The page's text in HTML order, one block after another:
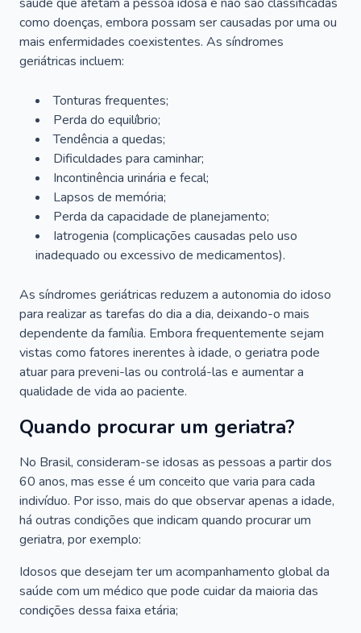
como doenças, embora possam ser causadas por uma ou
mais enfermidades coexistentes. As síndromes
geriátricas incluem:
Tonturas frequentes;
Perda do equilíbrio;
Tendência a quedas;
Dificuldades para caminhar;
Incontinência urinária e fecal;
Lapsos de memória;
Perda da capacidade de planejamento;
Iatrogenia (complicações causadas pelo uso
inadequado ou excessivo de medicamentos).
As síndromes geriátricas reduzem a autonomia do idoso
para realizar as tarefas do dia a dia, deixando-o mais
dependente da família. Embora frequentemente sejam
vistas como fatores inerentes à idade, o geriatra pode
atuar para preveni-las ou controlá-las e aumentar a
qualidade de vida ao paciente.
Quando procurar um geriatra?
No Brasil, consideram-se idosas as pessoas a partir dos
60 anos, mas esse é um conceito que varia para cada
indivíduo. Por isso, mais do que observar apenas a idade,
há outras condições que indicam quando procurar um
geriatra, por exemplo:
Idosos que desejam ter um acompanhamento global da
saúde com um médico que pode cuidar da maioria das
condições dessa faixa etária;